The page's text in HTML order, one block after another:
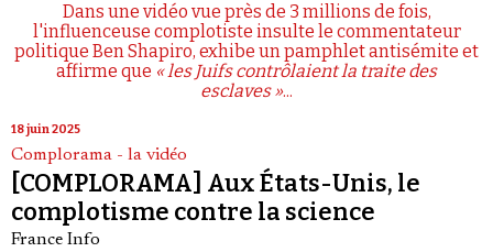
Dans une vidéo vue près de 3 millions de fois,
l'influenceuse complotiste insulte le commentateur
politique Ben Shapiro, exhibe un pamphlet antisémite et
affirme que « les Juifs contrôlaient la traite des
esclaves »...
18 juin 2025
Complorama - la vidéo
[COMPLORAMA] Aux États-Unis, le
complotisme contre la science
France Info